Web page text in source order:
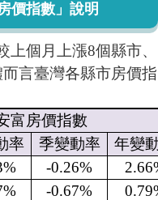
價指數」說明
個月上漲8個縣市、
言臺灣各縣市房價指
富房價指數
率 季變動率
年變
-0.26%
-0.67%